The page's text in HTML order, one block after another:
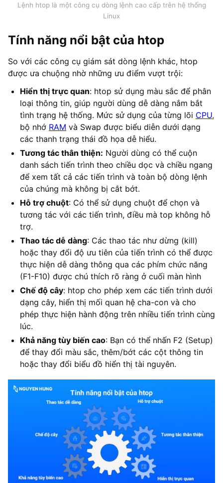
Lệnh htop là một công cụ dòng lệnh cao cấp trên hệ thống
Linux
Tính năng nổi bật của htop
So với các công cụ giám sát dòng lệnh khác, htop
được ưa chuộng nhờ những ưu điểm vượt trội:
Hiển thị trực quan: htop sử dụng màu sắc để phân
loại thông tin, giúp người dùng dễ dàng nắm bắt
tình trạng hệ thống. Mức sử dụng của từng lõi CPU,
bộ nhớ RAM và Swap được biểu diễn dưới dạng
các thanh trạng thái đồ họa dễ hiểu.
Tương tác thân thiện: Người dùng có thể cuộn
danh sách tiến trình theo chiều dọc và chiều ngang
để xem tất cả các tiến trình và toàn bộ dòng lệnh
của chúng mà không bị cắt bớt.
Hỗ trợ chuột: Có thể sử dụng chuột để chọn và
tương tác với các tiến trình, điều mà top không hỗ
trợ.
Thao tác dễ dàng: Các thao tác như dừng (kill)
hoặc thay đổi độ ưu tiên của tiến trình có thể được
thực hiện dễ dàng thông qua các phím chức năng
(F1-F10) được chú thích rõ ràng ở cuối màn hình
Chế độ cây: htop cho phép xem các tiến trình dưới
dạng cây, hiển thị mối quan hệ cha-con và cho
phép thực hiện hành động trên nhiều tiến trình cùng
lúc.
Khả năng tùy biến cao: Bạn có thể nhấn F2 (Setup)
để thay đổi màu sắc, thêm/bớt các cột thông tin
hoặc thay đổi biểu đồ hiển thị tài nguyên.